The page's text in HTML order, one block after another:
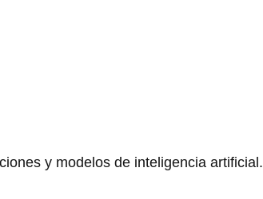
y modelos de inteligencia artificial.